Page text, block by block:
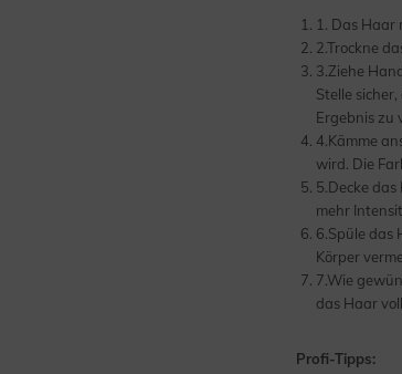
1. Das Haar
2.Trockne
3.Ziehe
Stelle
Ergebnis zu
4.Kämme
wird. Die
5.Decke
mehr
6.Spüle das
Körper
7.Wie
das Haar
Profi-Tipps: